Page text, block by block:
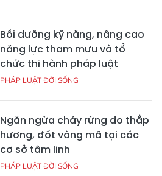
Bồi dưỡng kỹ năng, nâng cao
năng lực tham mưu và tổ
chức thi hành pháp luật
PHÁP LUẬT ĐỜI SỐNG
Ngăn ngừa cháy rừng do thắp
hương, đốt vàng mã tại các
cơ sở tâm linh
PHÁP LUẬT ĐỜI SỐNG